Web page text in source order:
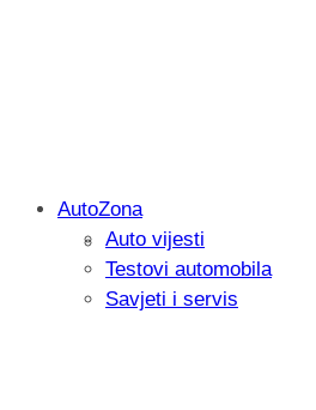
Savjetujemo: Što
AutoZona
Auto vijesti
Testovi automobila
Savjeti i servis